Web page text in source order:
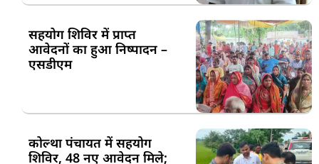
सहयोग शिविर में प्राप्त
आवेदनों का हुआ निष्पादन –
एसडीएम
कोल्था पंचायत में सहयोग
शिविर, 48 नए आवेदन मिले;